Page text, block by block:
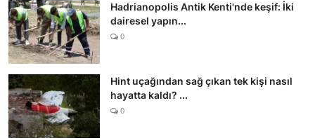
Hadrianopolis Antik Kenti'nde keşif: İki
dairesel yapın...
0
Hint uçağından sağ çıkan tek kişi nasıl
hayatta kaldı? ...
0